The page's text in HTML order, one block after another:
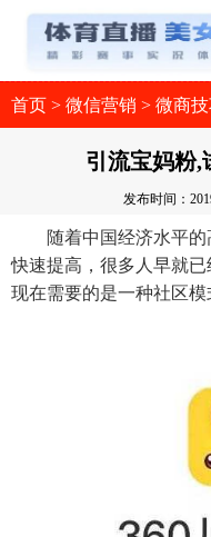
首页 > 微信营销 > 微商
引流宝妈粉,
发布时间：
随着中国经济水平的
快速提高，很多人早就已
现在需要的是一种社区模